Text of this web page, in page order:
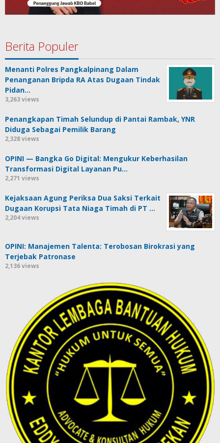
Berita Populer
Menanti Polres Pangkalpinang Dalam
Penanganan Bripda RA Atas Dugaan Tindak
Pidan…
3,263 views
Penangkapan Timah Selundup di Pantai Rambak, YNR
Diduga Sebagai Pemilik Barang
2,328 views
OPINI — Bangka Go Digital: Mengukur Keberhasilan
Transformasi Digital Layanan Pu…
2,271 views
Kejaksaan Agung Periksa Dua Saksi Terkait
Dugaan Korupsi Tata Niaga Timah di PT …
2,204 views
OPINI: Manajemen Talenta: Terobosan Birokrasi yang
Terjebak Patronase
2,136 views